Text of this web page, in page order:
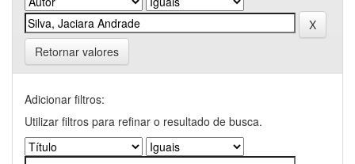
Retornar valores
Adicionar filtros:
Utilizar filtros para refinar o resultado de busca.